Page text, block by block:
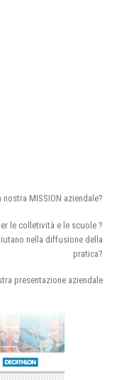
MISSION aziendale?
le colletività e le scuole ?
nella diffusione della
pratica?
presentazione aziendale